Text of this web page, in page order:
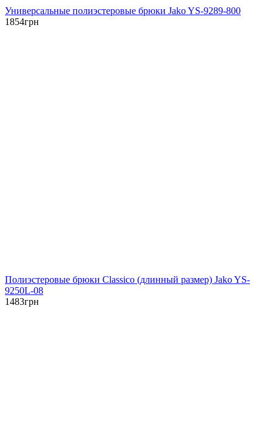
Универсальные полиэстеровые брюки Jako YS-9289-800
1854грн
Полиэстеровые брюки Classico (длинный размер) Jako YS-
9250L-08
1483грн